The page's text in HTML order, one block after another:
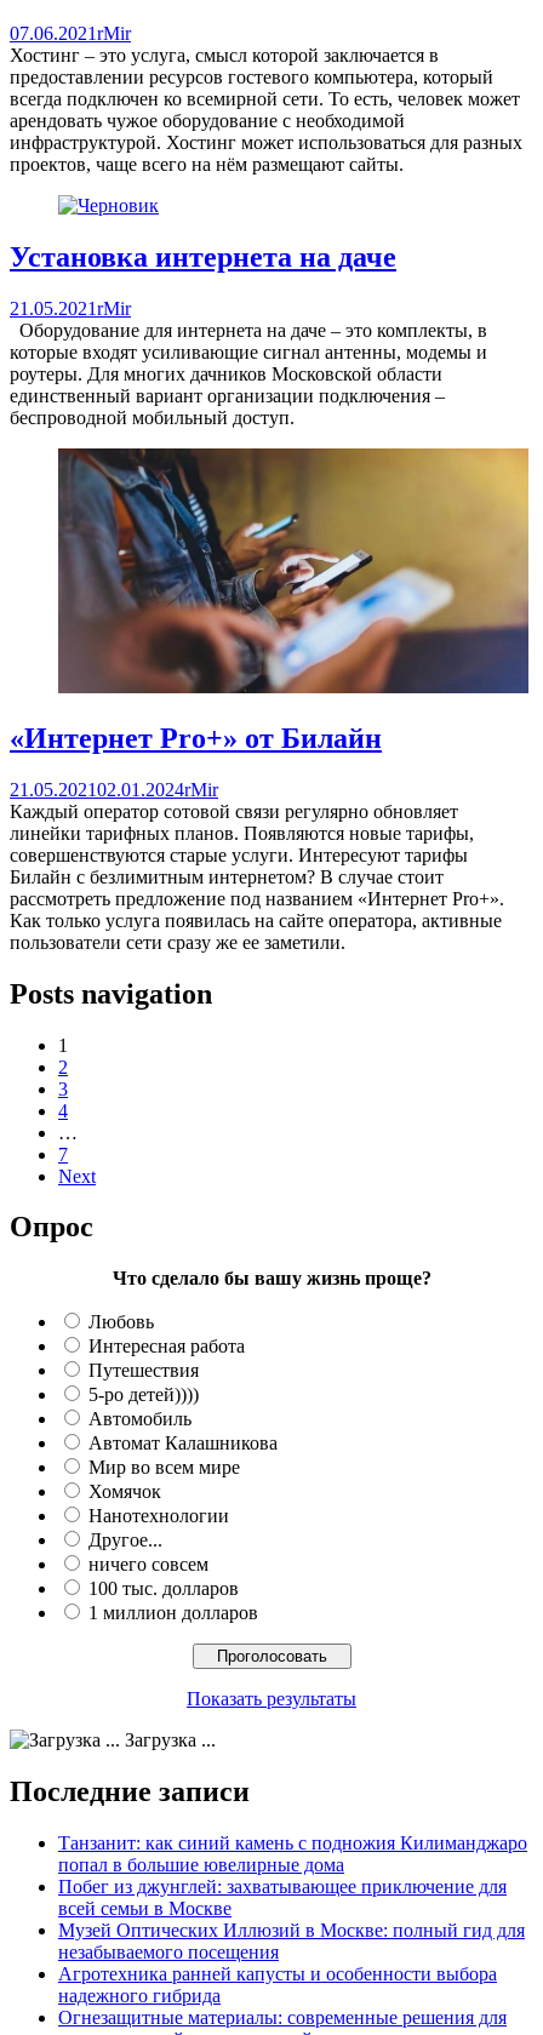
07.06.2021rMir
Хостинг – это услуга, смысл которой заключается в
предоставлении ресурсов гостевого компьютера, который
всегда подключен ко всемирной сети. То есть, человек может
арендовать чужое оборудование с необходимой
инфраструктурой. Хостинг может использоваться для разных
проектов, чаще всего на нём размещают сайты.
Установка интернета на даче
21.05.2021rMir
Оборудование для интернета на даче – это комплекты, в
которые входят усиливающие сигнал антенны, модемы и
роутеры. Для многих дачников Московской области
единственный вариант организации подключения –
беспроводной мобильный доступ.
«Интернет Pro+» от Билайн
21.05.202102.01.2024rMir
Каждый оператор сотовой связи регулярно обновляет
линейки тарифных планов. Появляются новые тарифы,
совершенствуются старые услуги. Интересуют тарифы
Билайн с безлимитным интернетом? В случае стоит
рассмотреть предложение под названием «Интернет Pro+».
Как только услуга появилась на сайте оператора, активные
пользователи сети сразу же ее заметили.
Posts navigation
1
2
3
4
…
7
Next
Опрос
Что сделало бы вашу жизнь проще?
Любовь
Интересная работа
Путешествия
5-ро детей))))
Автомобиль
Автомат Калашникова
Мир во всем мире
Хомячок
Нанотехнологии
Другое...
ничего совсем
100 тыс. долларов
1 миллион долларов
Показать результаты
Загрузка ...
Последние записи
Танзанит: как синий камень с подножия Килиманджаро
попал в большие ювелирные дома
Побег из джунглей: захватывающее приключение для
всей семьи в Москве
Музей Оптических Иллюзий в Москве: полный гид для
незабываемого посещения
Агротехника ранней капусты и особенности выбора
надежного гибрида
Огнезащитные материалы: современные решения для